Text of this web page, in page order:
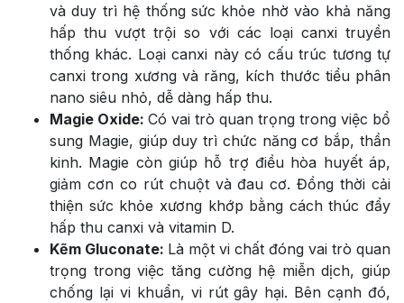
và duy trì hệ thống sức khỏe nhờ vào khả năng
hấp thu vượt trội so với các loại canxi truyền
thống khác. Loại canxi này có cấu trúc tương tự
canxi trong xương và răng, kích thước tiểu phân
nano siêu nhỏ, dễ dàng hấp thu.
Magie Oxide: Có vai trò quan trọng trong việc bổ
sung Magie, giúp duy trì chức năng cơ bắp, thần
kinh. Magie còn giúp hỗ trợ điều hòa huyết áp,
giảm cơn co rút chuột và đau cơ. Đồng thời cải
thiện sức khỏe xương khớp bằng cách thúc đẩy
hấp thu canxi và vitamin D.
Kẽm Gluconate: Là một vi chất đóng vai trò quan
trọng trong việc tăng cường hệ miễn dịch, giúp
chống lại vi khuẩn, vi rút gây hại. Bên cạnh đó,